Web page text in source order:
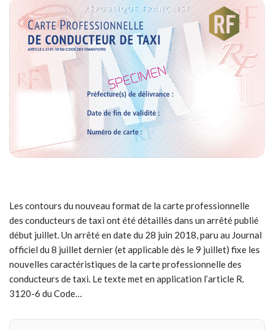
Les contours du nouveau format de la carte professionnelle
des conducteurs de taxi ont été détaillés dans un arrêté publié
début juillet. Un arrêté en date du 28 juin 2018, paru au Journal
officiel du 8 juillet dernier (et applicable dès le 9 juillet) fixe les
nouvelles caractéristiques de la carte professionnelle des
conducteurs de taxi. Le texte met en application l’article R.
3120-6 du Code…